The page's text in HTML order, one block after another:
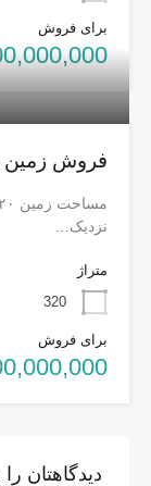
برای فروش
فروش زمین
نزدیک…
متراژ
320
برای فروش
دیدگاهتان را